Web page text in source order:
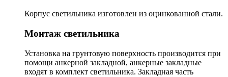
Корпус светильника изготовлен из оцинкованной стали.
Монтаж светильника
Установка на грунтовую поверхность производится при
помощи анкерной закладной, анкерные закладные
входят в комплект светильника. Закладная часть